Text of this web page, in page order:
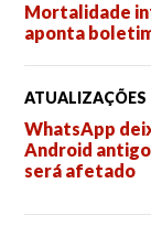
Mortalidade
aponta
ATUALIZAÇÕES
WhatsApp
Android
será afetado